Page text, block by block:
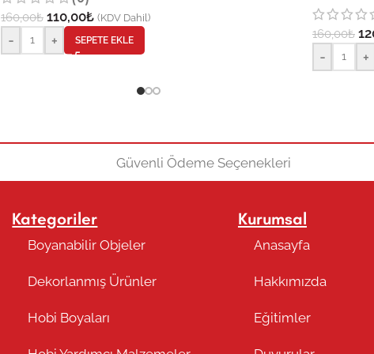
160,00₺ 110,00₺ (KDV Dahil)
- + SEPETE EKLE 160,00₺
- +
Kategoriler
Boyanabilir Objeler
Dekorlanmış Ürünler
Hobi Boyaları
Kurumsal
Anasayfa
Hakkımızda
Eğitimler